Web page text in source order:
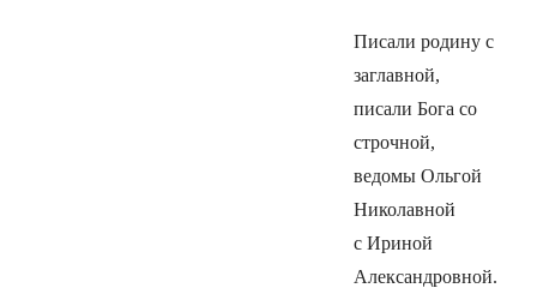
Писали родину с
заглавной,
писали Бога со
строчной,
ведомы Ольгой
Николавной
с Ириной
Александровной.